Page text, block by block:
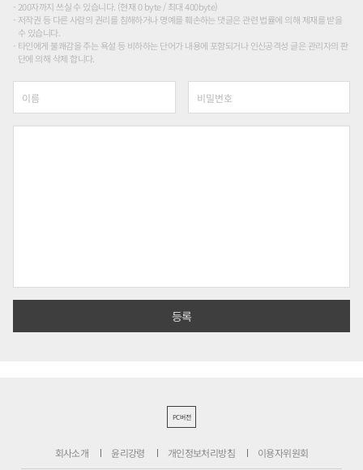
200자까지 쓰실 수 있습니다. (현재 0 byte / 최대 400byte)
저작권 등 다른 사람의 권리를 침해하거나 명예를 훼손하는 댓글은 관련 법률에 의해 제재를 받을
수 있습니다.
타인에게 불쾌감을 주는 욕설 등 비하하는 단어가 내용에 포함되거나 인신공격성 글은 관리자의 판
단에 의해 삭제 합니다.
PC버전
회사소개 윤리강령 개인정보처리방침 이용자위원회